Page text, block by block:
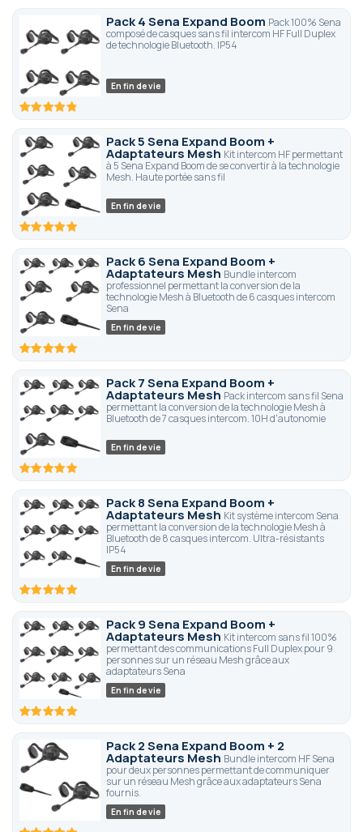
Pack 4 Sena Expand Boom Pack 100% Sena
composé de casques sans fil intercom HF Full Duplex
de technologie Bluetooth. IP54
96.6100
En fin de vie
Pack 5 Sena Expand Boom +
Adaptateurs Mesh Kit intercom HF permettant
à 5 Sena Expand Boom de se convertir à la technologie
Mesh. Haute portée sans fil
100 100
En fin de vie
Pack 6 Sena Expand Boom +
Adaptateurs Mesh Bundle intercom
professionnel permettant la conversion de la
technologie Mesh à Bluetooth de 6 casques intercom
Sena
100 100
En fin de vie
Pack 7 Sena Expand Boom +
Adaptateurs Mesh Pack intercom sans fil Sena
permettant la conversion de la technologie Mesh à
Bluetooth de 7 casques intercom. 10H d'autonomie
100 100
En fin de vie
Pack 8 Sena Expand Boom +
Adaptateurs Mesh Kit système intercom Sena
permettant la conversion de la technologie Mesh à
Bluetooth de 8 casques intercom. Ultra-résistants
IP54
100 100
En fin de vie
Pack 9 Sena Expand Boom +
Adaptateurs Mesh Kit intercom sans fil 100%
permettant des communications Full Duplex pour 9
personnes sur un réseau Mesh grâce aux
adaptateurs Sena
100 100
En fin de vie
Pack 2 Sena Expand Boom + 2
Adaptateurs Mesh Bundle intercom HF Sena
pour deux personnes permettant de communiquer
sur un réseau Mesh grâce aux adaptateurs Sena
fournis.
En fin de vie